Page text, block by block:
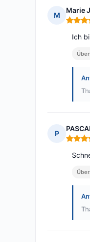
M
Marie
Ich
P